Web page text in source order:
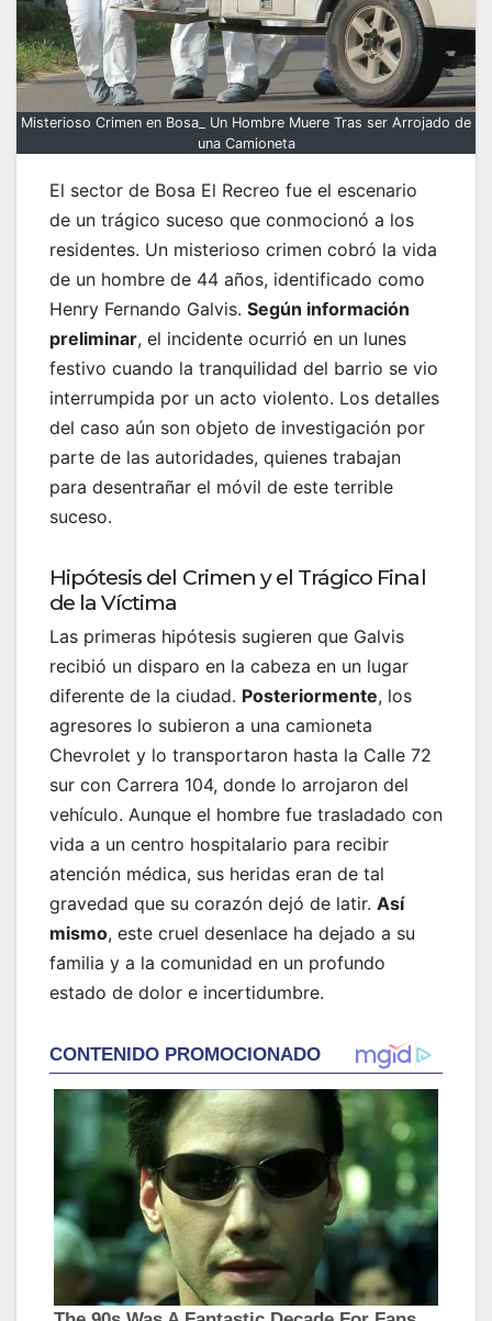
Misterioso Crimen en Bosa_ Un Hombre Muere Tras ser Arrojado de
una Camioneta
El sector de Bosa El Recreo fue el escenario
de un trágico suceso que conmocionó a los
residentes. Un misterioso crimen cobró la vida
de un hombre de 44 años, identificado como
Henry Fernando Galvis. Según información
preliminar, el incidente ocurrió en un lunes
festivo cuando la tranquilidad del barrio se vio
interrumpida por un acto violento. Los detalles
del caso aún son objeto de investigación por
parte de las autoridades, quienes trabajan
para desentrañar el móvil de este terrible
suceso.
Hipótesis del Crimen y el Trágico Final
de la Víctima
Las primeras hipótesis sugieren que Galvis
recibió un disparo en la cabeza en un lugar
diferente de la ciudad. Posteriormente, los
agresores lo subieron a una camioneta
Chevrolet y lo transportaron hasta la Calle 72
sur con Carrera 104, donde lo arrojaron del
vehículo. Aunque el hombre fue trasladado con
vida a un centro hospitalario para recibir
atención médica, sus heridas eran de tal
gravedad que su corazón dejó de latir. Así
mismo, este cruel desenlace ha dejado a su
familia y a la comunidad en un profundo
estado de dolor e incertidumbre.